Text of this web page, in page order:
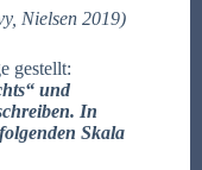
Nielsen 2019)
gestellt:
und
In
Skala